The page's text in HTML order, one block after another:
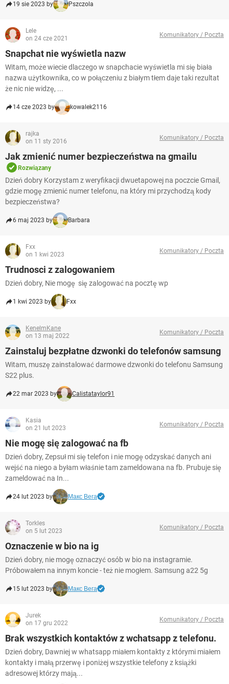
19 sie 2023 by Pszczola
Lele
on 24 cze 2021
Komunikatory / Poczta
Snapchat nie wyświetla nazw
Witam, może wiecie dlaczego w snapchacie wyświetla mi się biała
nazwa użytkownika, co w połączeniu z białym tłem daje taki rezultat
że nic nie widzę, ...
14 cze 2023 by kowalek2116
rajka
on 11 sty 2016
Komunikatory / Poczta
Jak zmienić numer bezpieczeństwa na gmailu
Rozwiązany
Dzień dobry Korzystam z weryfikacji dwuetapowej na poczcie Gmail,
gdzie mogę zmienić numer telefonu, na który mi przychodzą kody
bezpieczeństwa?
6 maj 2023 by Barbara
Fxx
on 1 kwi 2023
Komunikatory / Poczta
Trudnosci z zalogowaniem
Dzień dobry, Nie mogę się zalogować na pocztę wp
1 kwi 2023 by Fxx
KenelmKane
on 13 maj 2022
Komunikatory / Poczta
Zainstaluj bezpłatne dzwonki do telefonów samsung
Witam, muszę zainstalować darmowe dzwonki do telefonu Samsung
S22 plus.
22 mar 2023 by Calistataylor91
Kasia
on 21 lut 2023
Komunikatory / Poczta
Nie mogę się zalogować na fb
Dzień dobry, Zepsuł mi się telefon i nie mogę odzyskać danych ani
wejść na niego a byłam właśnie tam zameldowana na fb. Prubuje się
zameldować na In...
24 lut 2023 by Макс Вега
Torkles
on 5 lut 2023
Komunikatory / Poczta
Oznaczenie w bio na ig
Dzień dobry, nie mogę oznaczyć osób w bio na instagramie.
Próbowałem na innym koncie - też nie mogłem. Samsung a22 5g
15 lut 2023 by Макс Вега
Jurek
on 17 gru 2022
Komunikatory / Poczta
Brak wszystkich kontaktów z wchatsapp z telefonu.
Dzień dobry, Dawniej w whatsapp miałem kontakty z którymi miałem
kontakty i małą przerwę i poniżej wszystkie telefony z książki
adresowej którzy mają...